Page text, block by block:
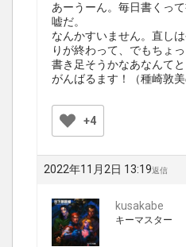
あーうーん。毎日書くっ
嘘だ。
なんかすいません。直し
りが終わって、でもちょ
書き足そうかなあなんて
がんばるます！（種崎敦美
+4
2022年11月2日 13:19返信
kusakabe
キーマスター